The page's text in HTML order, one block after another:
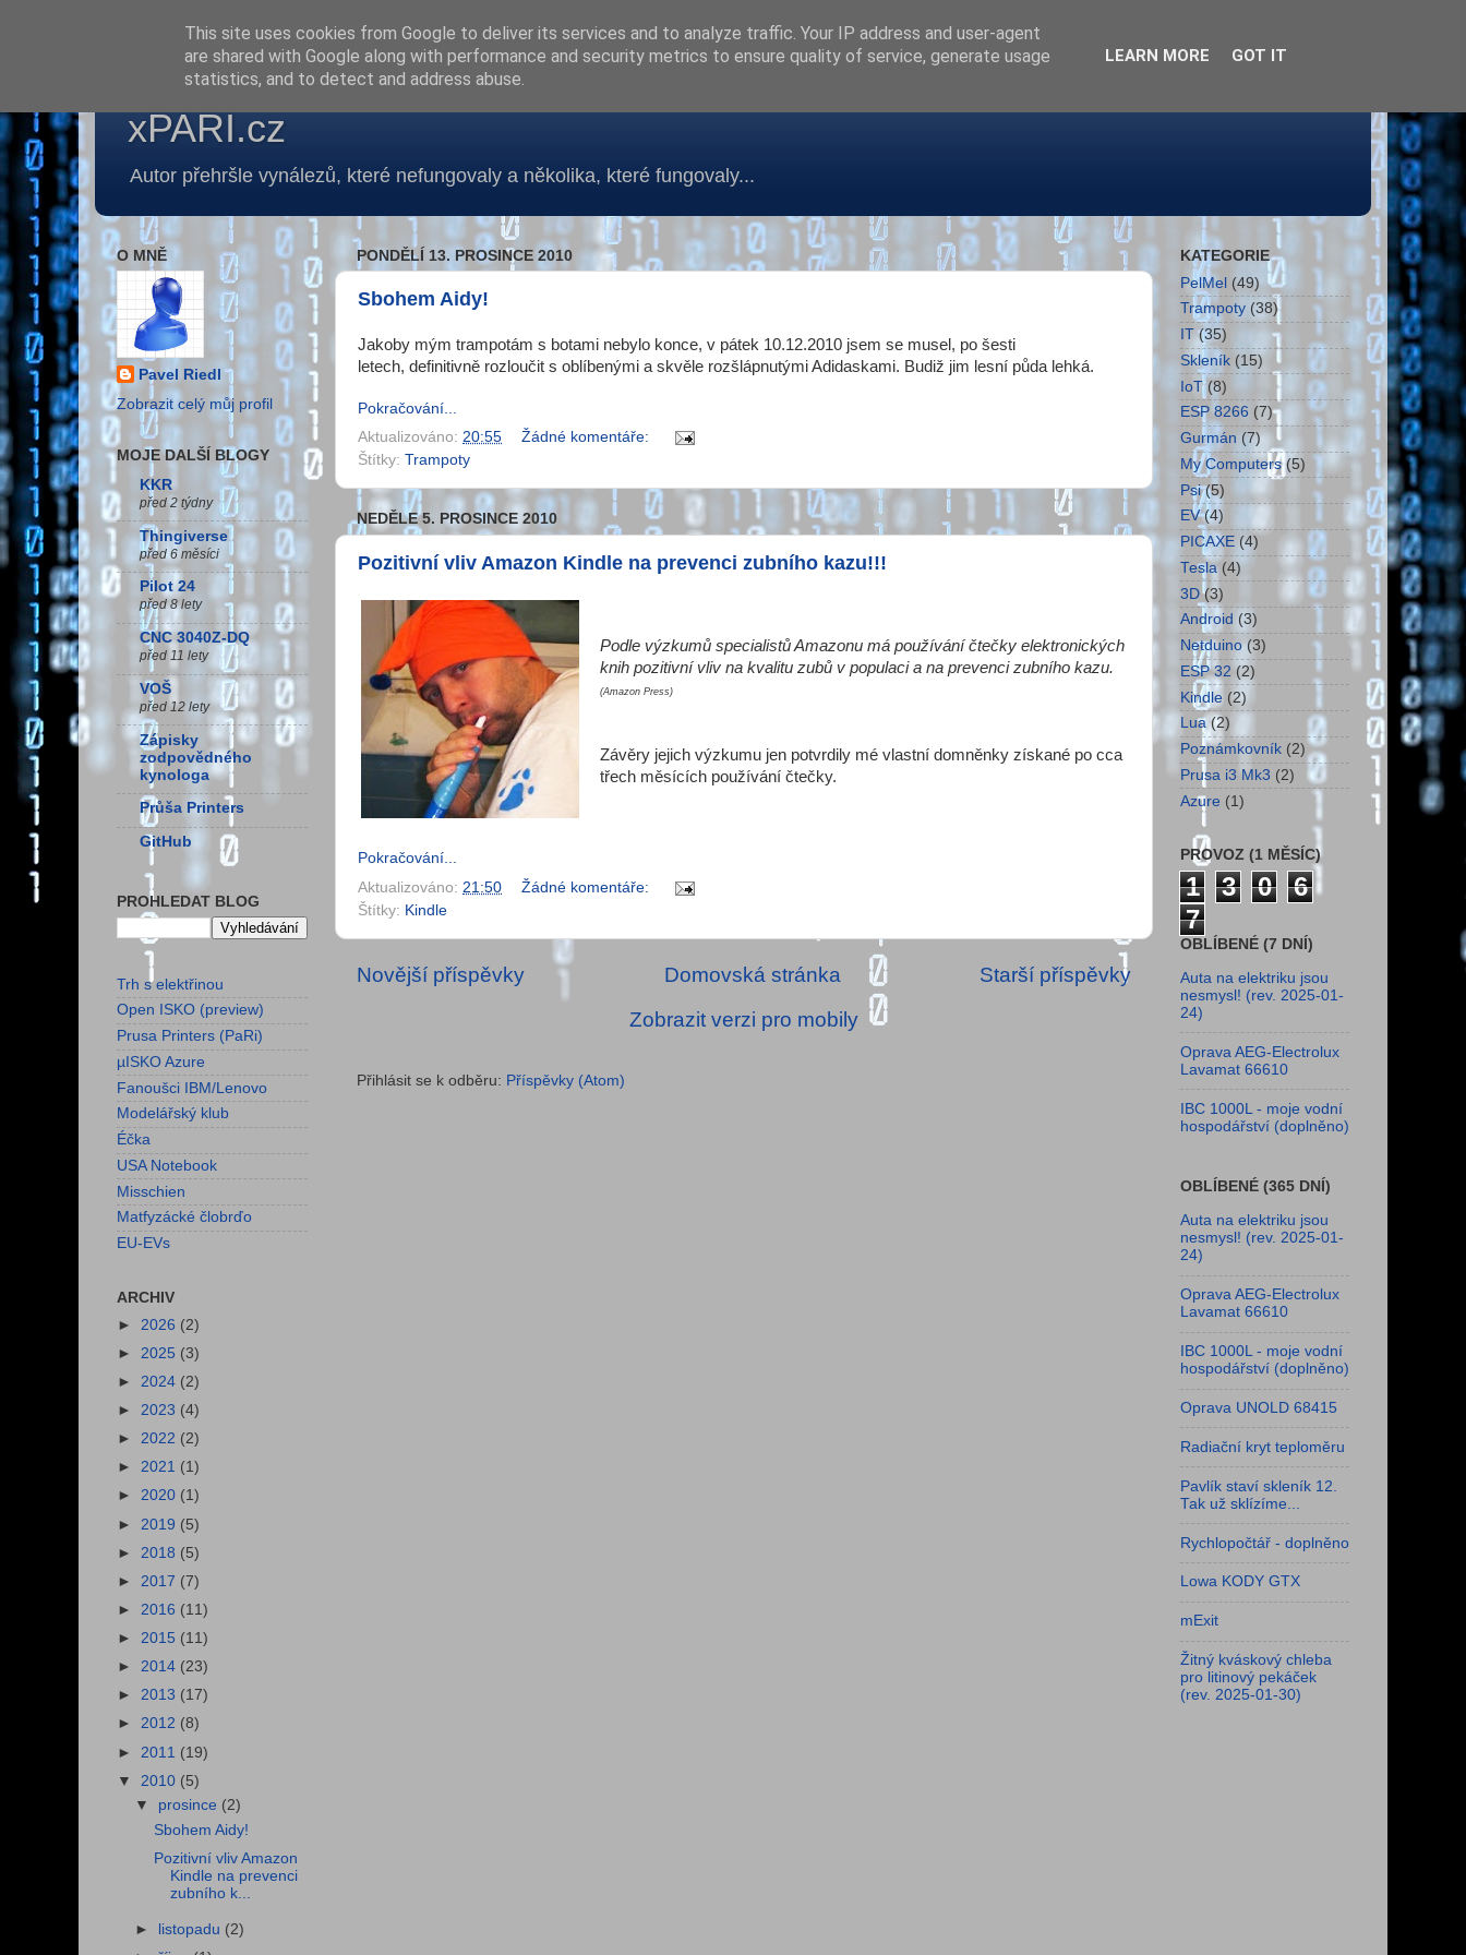
xPARI.cz
Autor přehršle vynálezů, které nefungovaly a několika, které fungovaly...
PONDĚLÍ 13. PROSINCE 2010
Sbohem Aidy!
Jakoby mým trampotám s botami nebylo konce, v pátek 10.12.2010 jsem se musel, po šesti
letech, definitivně rozloučit s oblíbenými a skvěle rozšlápnutými Adidaskami. Budiž jim lesní půda lehká.
Pokračování...
Aktualizováno: 20:55
Žádné komentáře:
Štítky: Trampoty
NEDĚLE 5. PROSINCE 2010
Pozitivní vliv Amazon Kindle na prevenci zubního kazu!!!
Podle výzkumů specialistů Amazonu má používání čtečky elektronických
knih pozitivní vliv na kvalitu zubů v populaci a na prevenci zubního kazu.
(Amazon Press)
Závěry jejich výzkumu jen potvrdily mé vlastní domněnky získané po cca
třech měsících používání čtečky.
Pokračování...
Aktualizováno: 21:50
Žádné komentáře:
Štítky: Kindle
Novější příspěvky Starší příspěvky
Domovská stránka
Zobrazit verzi pro mobily
Přihlásit se k odběru: Příspěvky (Atom)
O MNĚ
Pavel Riedl
Zobrazit celý můj profil
MOJE DALŠÍ BLOGY
KKR
před 2 týdny
Thingiverse
před 6 měsíci
Pilot 24
před 8 lety
CNC 3040Z-DQ
před 11 lety
VOŠ
před 12 lety
Zápisky
zodpovědného
kynologa
Průša Printers
GitHub
PROHLEDAT BLOG
Trh s elektřinou
Open ISKO (preview)
Prusa Printers (PaRi)
µISKO Azure
Fanoušci IBM/Lenovo
Modelářský klub
Éčka
USA Notebook
Misschien
Matfyzácké člobrďo
EU-EVs
ARCHIV
► 2026 (2)
► 2025 (3)
► 2024 (2)
► 2023 (4)
► 2022 (2)
► 2021 (1)
► 2020 (1)
► 2019 (5)
► 2018 (5)
► 2017 (7)
► 2016 (11)
► 2015 (11)
► 2014 (23)
► 2013 (17)
► 2012 (8)
► 2011 (19)
▼ 2010 (5)
▼ prosince (2)
Sbohem Aidy!
Pozitivní vliv Amazon
Kindle na prevenci
zubního k...
► listopadu (2)
KATEGORIE
PelMel (49)
Trampoty (38)
IT (35)
Skleník (15)
IoT (8)
ESP 8266 (7)
Gurmán (7)
My Computers (5)
Psi (5)
EV (4)
PICAXE (4)
Tesla (4)
3D (3)
Android (3)
Netduino (3)
ESP 32 (2)
Kindle (2)
Lua (2)
Poznámkovník (2)
Prusa i3 Mk3 (2)
Azure (1)
PROVOZ (1 MĚSÍC)
1 3 0
6
7
OBLÍBENÉ (7 DNÍ)
Auta na elektriku jsou
nesmysl! (rev. 2025-01-
24)
Oprava AEG-Electrolux
Lavamat 66610
IBC 1000L - moje vodní
hospodářství (doplněno)
OBLÍBENÉ (365 DNÍ)
Auta na elektriku jsou
nesmysl! (rev. 2025-01-
24)
Oprava AEG-Electrolux
Lavamat 66610
IBC 1000L - moje vodní
hospodářství (doplněno)
Oprava UNOLD 68415
Radiační kryt teploměru
Pavlík staví skleník 12.
Tak už sklízíme...
Rychlopočtář - doplněno
Lowa KODY GTX
mExit
Žitný kváskový chleba
pro litinový pekáček
(rev. 2025-01-30)
This site uses cookies from Google to deliver its services and to analyze traffic. Your IP address and user-agent
are shared with Google along with performance and security metrics to ensure quality of service, generate usage
statistics, and to detect and address abuse.
LEARN MORE GOT IT